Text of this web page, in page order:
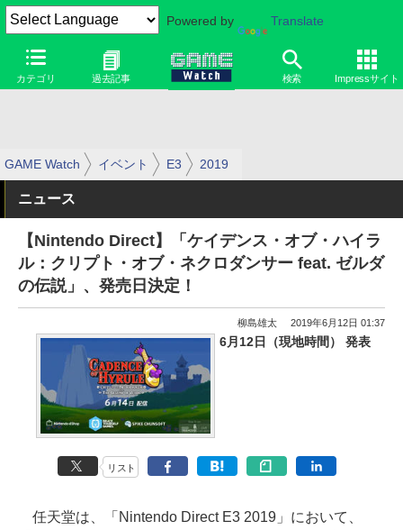
Powered by Translate
カテゴリ 過去記事 検索 Impressサイト
GAME Watch イベント E3 2019
ニュース
【Nintendo Direct】「ケイデンス・オブ・ハイラ
ル：クリプト・オブ・ネクロダンサー feat. ゼルダ
の伝説」、発売日決定！
柳島雄太 2019年6月12日 01:37
6月12日（現地時間） 発表
リスト
任天堂は、「Nintendo Direct E3 2019」において、